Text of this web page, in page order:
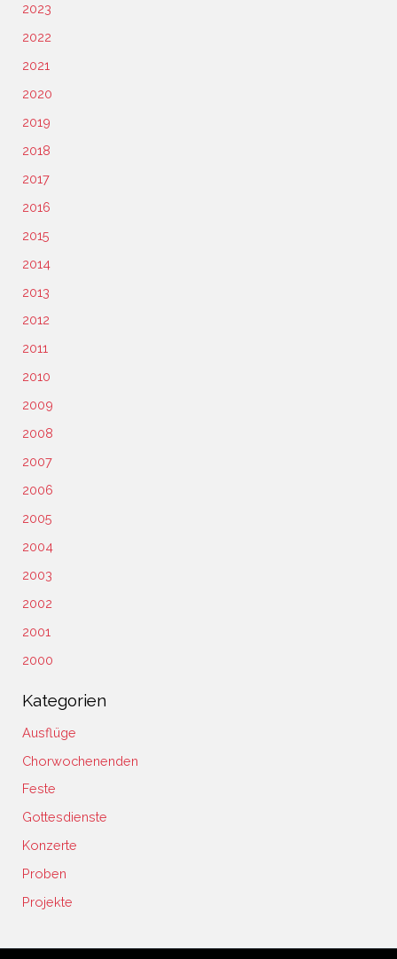
2023
2022
2021
2020
2019
2018
2017
2016
2015
2014
2013
2012
2011
2010
2009
2008
2007
2006
2005
2004
2003
2002
2001
2000
Kategorien
Ausflüge
Chorwochenenden
Feste
Gottesdienste
Konzerte
Proben
Projekte